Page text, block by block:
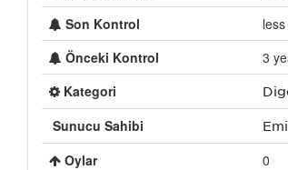
Son Kontrol
Önceki Kontrol
3
Kategori
Sunucu Sahibi
Oylar
0